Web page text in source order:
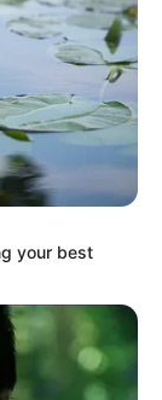
your best